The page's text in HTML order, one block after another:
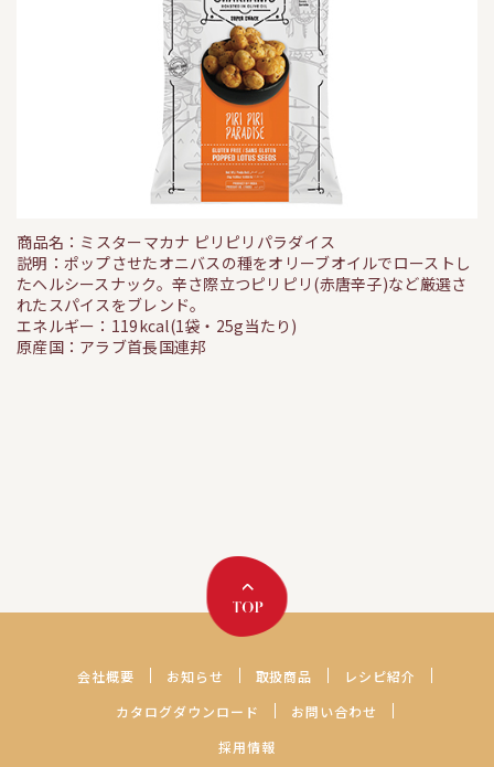
商品名：ミスターマカナ ピリピリパラダイス
説明：ポップさせたオニバスの種をオリーブオイルでローストし
たヘルシースナック。辛さ際立つピリピリ(赤唐辛子)など厳選さ
れたスパイスをブレンド。
エネルギー：119kcal(1袋・25g当たり)
原産国：アラブ首長国連邦
会社概要 お知らせ 取扱商品
レシピ紹介
カタログダウンロード
お問い合わせ
採用情報